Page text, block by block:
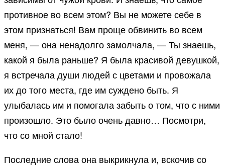
противное во всем этом? Вы не можете себе в
этом признаться! Вам проще обвинить во всем
меня, — она ненадолго замолчала, — Ты знаешь,
какой я была раньше? Я была красивой девушкой,
я встречала души людей с цветами и провожала
их до того места, где им суждено быть. Я
улыбалась им и помогала забыть о том, что с ними
произошло. Это было очень давно… Посмотри,
что со мной стало!
Последние слова она выкрикнула и, вскочив со